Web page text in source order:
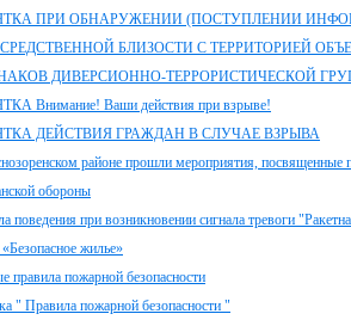
ПРИ ОБНАРУЖЕНИИ (ПОСТУПЛЕНИИ
БЛИЗОСТИ С ТЕРРИТОРИЕЙ
ДИВЕРСИОННО-ТЕРРОРИСТИЧЕСКОЙ
Внимание! Ваши действия при взрыве!
ДЕЙСТВИЯ ГРАЖДАН В СЛУЧАЕ ВЗРЫВА
районе прошли мероприятия, посвященные
обороны
поведения при возникновении сигнала тревоги
жилье»
правила пожарной безопасности
" Правила пожарной безопасности "